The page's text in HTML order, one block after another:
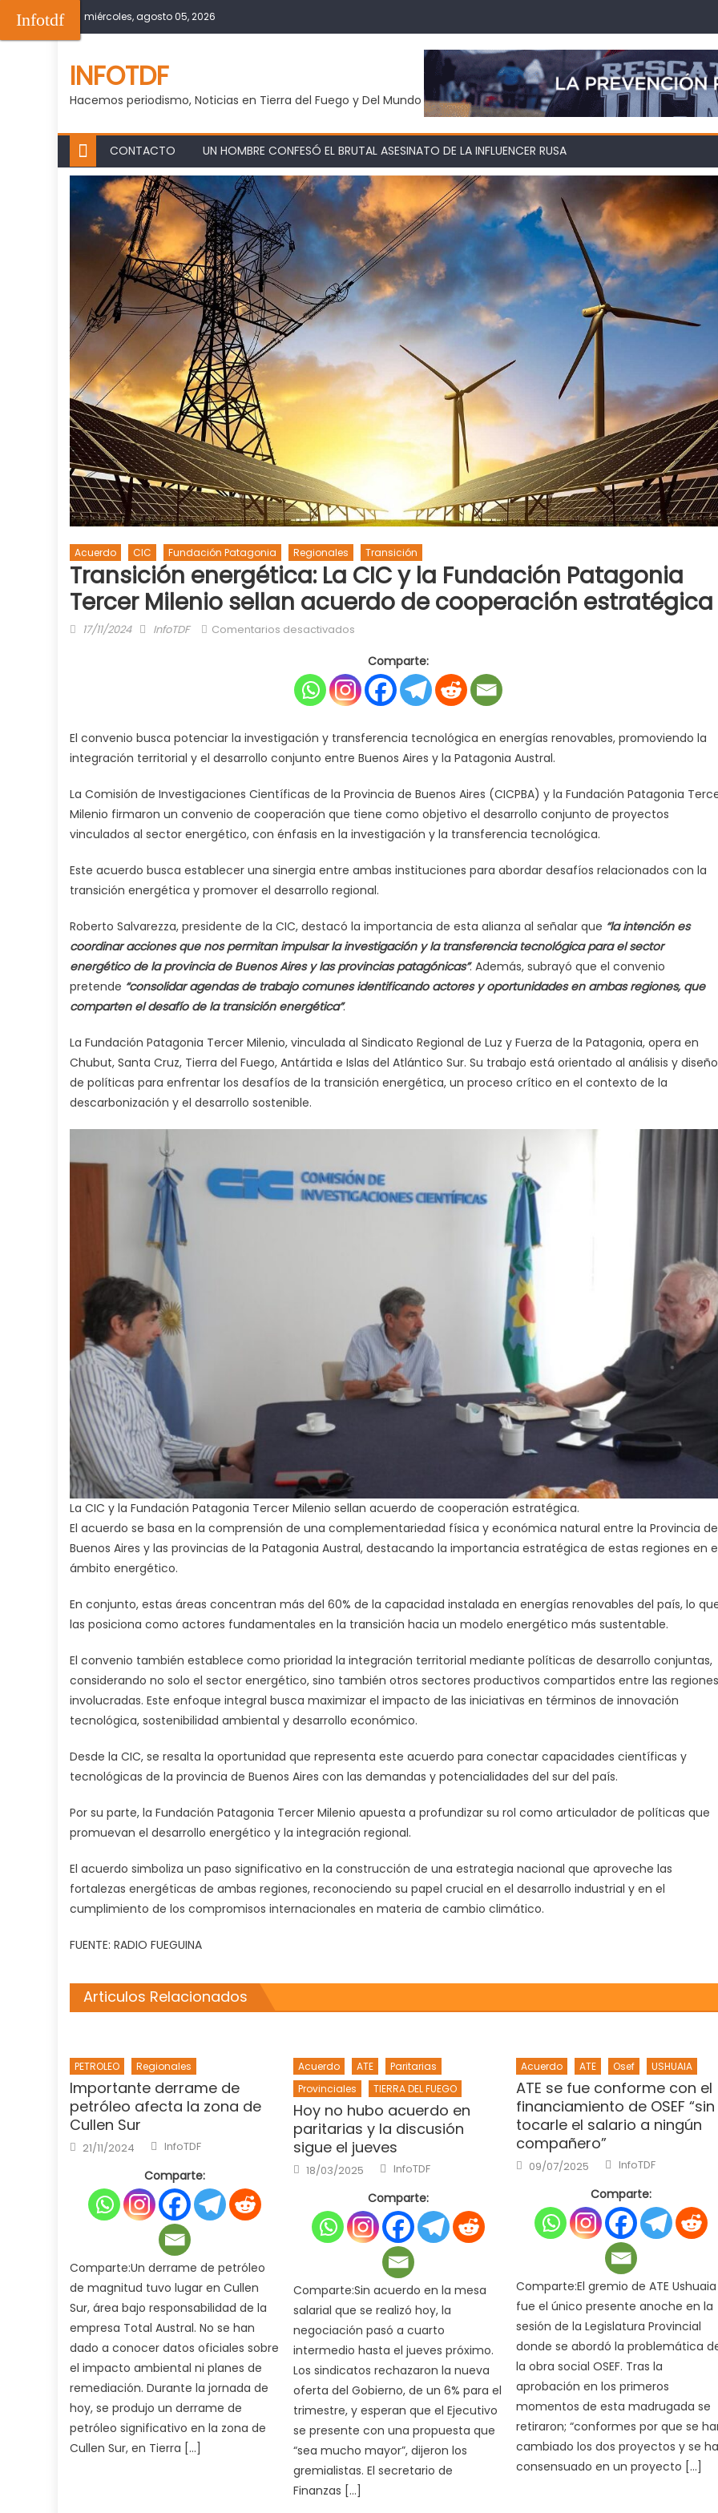
to
miércoles, agosto 05, 2026
INFOTDF
Hacemos periodismo, Noticias en Tierra del Fuego y Del Mundo
CONTACTO UN HOMBRE CONFESÓ EL BRUTAL ASESINATO DE LA INFLUENCER RUSA
Acuerdo CIC Fundación Patagonia Regionales Transición
Transición energética: La CIC y la Fundación Patagonia
Tercer Milenio sellan acuerdo de cooperación estratégica
Posted
17/11/2024 Author
InfoTDF Comentarios desactivados
energética:
La
CIC
la
Fundación
Tercer
Milenio
sellan
de
cooperación
Comparte:
El convenio busca potenciar la investigación y transferencia tecnológica en energías renovables, promoviendo la
integración territorial y el desarrollo conjunto entre Buenos Aires y la Patagonia Austral.
La Comisión de Investigaciones Científicas de la Provincia de Buenos Aires (CICPBA) y la Fundación Patagonia
Milenio firmaron un convenio de cooperación que tiene como objetivo el desarrollo conjunto de proyectos
vinculados al sector energético, con énfasis en la investigación y la transferencia tecnológica.
Este acuerdo busca establecer una sinergia entre ambas instituciones para abordar desafíos relacionados con la
transición energética y promover el desarrollo regional.
Roberto Salvarezza, presidente de la CIC, destacó la importancia de esta alianza al señalar que “la intención es
coordinar acciones que nos permitan impulsar la investigación y la transferencia tecnológica para el sector
energético de la provincia de Buenos Aires y las provincias patagónicas”. Además, subrayó que el convenio
pretende “consolidar agendas de trabajo comunes identificando actores y oportunidades en ambas regiones, que
comparten el desafío de la transición energética”.
La Fundación Patagonia Tercer Milenio, vinculada al Sindicato Regional de Luz y Fuerza de la Patagonia, opera en
Chubut, Santa Cruz, Tierra del Fuego, Antártida e Islas del Atlántico Sur. Su trabajo está orientado al análisis y diseño
de políticas para enfrentar los desafíos de la transición energética, un proceso crítico en el contexto de la
descarbonización y el desarrollo sostenible.
La CIC y la Fundación Patagonia Tercer Milenio sellan acuerdo de cooperación estratégica.
El acuerdo se basa en la comprensión de una complementariedad física y económica natural entre la Provincia de
Buenos Aires y las provincias de la Patagonia Austral, destacando la importancia estratégica de estas regiones en
ámbito energético.
En conjunto, estas áreas concentran más del 60% de la capacidad instalada en energías renovables del país, lo
las posiciona como actores fundamentales en la transición hacia un modelo energético más sustentable.
El convenio también establece como prioridad la integración territorial mediante políticas de desarrollo conjuntas,
considerando no solo el sector energético, sino también otros sectores productivos compartidos entre las regiones
involucradas. Este enfoque integral busca maximizar el impacto de las iniciativas en términos de innovación
tecnológica, sostenibilidad ambiental y desarrollo económico.
Desde la CIC, se resalta la oportunidad que representa este acuerdo para conectar capacidades científicas y
tecnológicas de la provincia de Buenos Aires con las demandas y potencialidades del sur del país.
Por su parte, la Fundación Patagonia Tercer Milenio apuesta a profundizar su rol como articulador de políticas que
promuevan el desarrollo energético y la integración regional.
El acuerdo simboliza un paso significativo en la construcción de una estrategia nacional que aproveche las
fortalezas energéticas de ambas regiones, reconociendo su papel crucial en el desarrollo industrial y en el
cumplimiento de los compromisos internacionales en materia de cambio climático.
FUENTE: RADIO FUEGUINA
Articulos Relacionados
PETROLEO Regionales
Importante derrame de
petróleo afecta la zona de
Cullen Sur
Posted
on
21/11/2024 Author
InfoTDF
Comparte:
Comparte:Un derrame de petróleo
de magnitud tuvo lugar en Cullen
Sur, área bajo responsabilidad de la
empresa Total Austral. No se han
dado a conocer datos oficiales sobre
el impacto ambiental ni planes de
remediación. Durante la jornada de
hoy, se produjo un derrame de
petróleo significativo en la zona de
Cullen Sur, en Tierra […]
Acuerdo ATE
Paritarias
Provinciales
TIERRA DEL FUEGO
Hoy no hubo acuerdo en
paritarias y la discusión
sigue el jueves
Posted
on
18/03/2025 Author
InfoTDF
Comparte:
Comparte:Sin acuerdo en la mesa
salarial que se realizó hoy, la
negociación pasó a cuarto
intermedio hasta el jueves próximo.
Los sindicatos rechazaron la nueva
oferta del Gobierno, de un 6% para el
trimestre, y esperan que el Ejecutivo
se presente con una propuesta que
“sea mucho mayor”, dijeron los
gremialistas. El secretario de
Finanzas […]
Acuerdo ATE Osef USHUAIA
ATE se fue conforme con el
financiamiento de OSEF “sin
tocarle el salario a ningún
compañero”
Posted
on
09/07/2025 Author
InfoTDF
Comparte:
Comparte:El gremio de ATE Ushuaia
fue el único presente anoche en la
sesión de la Legislatura Provincial
donde se abordó la problemática
la obra social OSEF. Tras la
aprobación en los primeros
momentos de esta madrugada se
retiraron; “conformes por que se
cambiado los dos proyectos y se ha
consensuado en un proyecto […]
Infotdf